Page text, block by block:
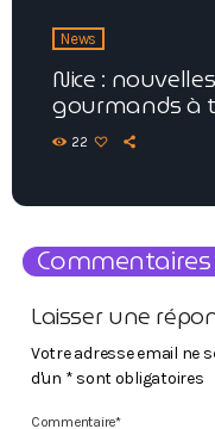
News
Nice :
gourmands à
22
Commentaires
Laisser une
Votre adresse email ne
d'un * sont obligatoires
Commentaire*